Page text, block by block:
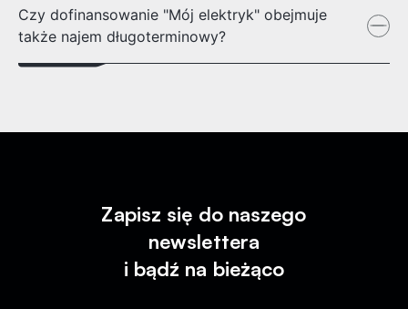
Czy dofinansowanie "Mój elektryk" obejmuje
także najem długoterminowy?
Zapisz się do naszego
newslettera
i bądź na bieżąco